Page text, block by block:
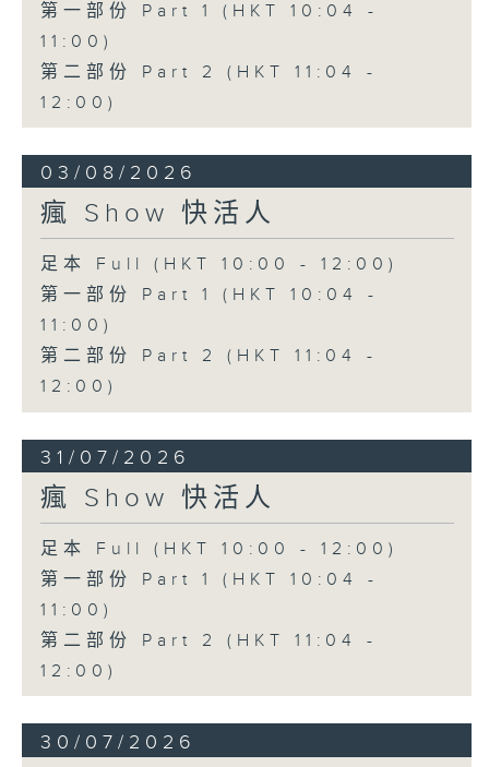
第一部份 Part 1 (HKT 10:04 -
11:00)
第二部份 Part 2 (HKT 11:04 -
12:00)
03/08/2026
瘋 Show 快活人
足本 Full (HKT 10:00 - 12:00)
第一部份 Part 1 (HKT 10:04 -
11:00)
第二部份 Part 2 (HKT 11:04 -
12:00)
31/07/2026
瘋 Show 快活人
足本 Full (HKT 10:00 - 12:00)
第一部份 Part 1 (HKT 10:04 -
11:00)
第二部份 Part 2 (HKT 11:04 -
12:00)
30/07/2026